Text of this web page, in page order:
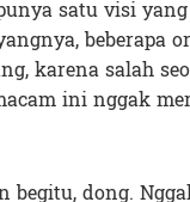
satu visi
beberapa
karena salah
ini nggak
dong.